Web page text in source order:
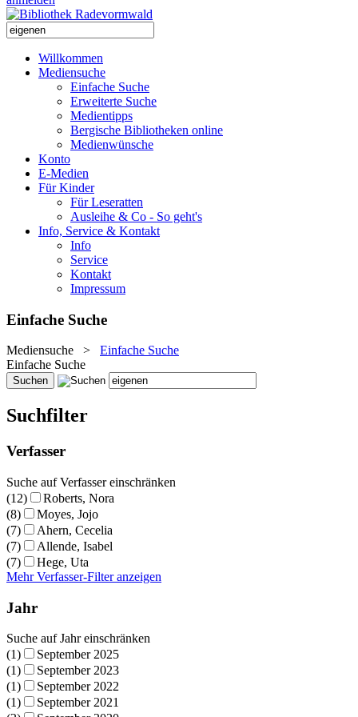
Willkommen
Mediensuche
Einfache Suche
Erweiterte Suche
Medientipps
Bergische Bibliotheken online
Medienwünsche
Konto
E-Medien
Für Kinder
Für Leseratten
Ausleihe & Co - So geht's
Info, Service & Kontakt
Info
Service
Kontakt
Impressum
Einfache Suche
Mediensuche > Einfache Suche
Einfache Suche
Suchfilter
Verfasser
Suche auf Verfasser einschränken
(12)
Roberts, Nora
(8)
Moyes, Jojo
(7)
Ahern, Cecelia
(7)
Allende, Isabel
(7)
Hege, Uta
Mehr Verfasser-Filter anzeigen
Jahr
Suche auf Jahr einschränken
(1)
September 2025
(1)
September 2023
(1)
September 2022
(1)
September 2021